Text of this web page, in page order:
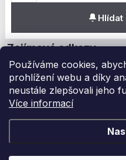
Používáme cookies,
prohlížení webu a díky
neustále zlepšovali jeho
Více informací
Informace pro vás
Zajímavé odkazy